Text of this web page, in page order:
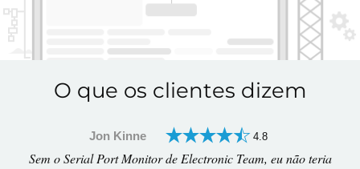
O que os clientes dizem
Jon Kinne 4.8
Sem o Serial Port Monitor de Electronic Team, eu não teria